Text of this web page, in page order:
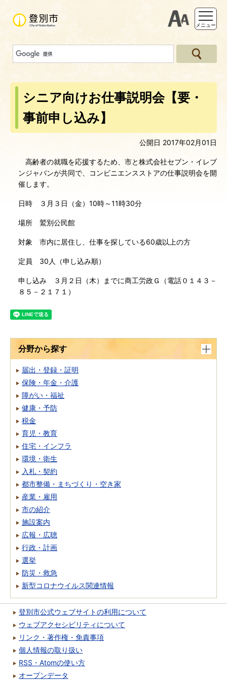
支援ツー
メニュー
シニア向けお仕事説明会【要・
事前申し込み】
公開日 2017年02月01日
高齢者の就職を応援するため、市と株式会社セブン・イレブ
ンジャパンが共同で、コンビニエンスストアの仕事説明会を開
催します。
日時 ３月３日（金）10時～11時30分
場所 鷲別公民館
対象 市内に居住し、仕事を探している60歳以上の方
定員 30人（申し込み順）
申し込み ３月２日（木）までに商工労政Ｇ（電話０１４３－
８５－２１７１）
分野から探す
届出・登録・証明
保険・年金・介護
障がい・福祉
健康・予防
税金
育児・教育
住宅・インフラ
環境・衛生
入札・契約
都市整備・まちづくり・空き家
産業・雇用
市の紹介
施設案内
広報・広聴
行政・計画
選挙
防災・救急
新型コロナウイルス関連情報
登別市公式ウェブサイトの利用について
ウェブアクセシビリティについて
リンク・著作権・免責事項
個人情報の取り扱い
RSS・Atomの使い方
オープンデータ